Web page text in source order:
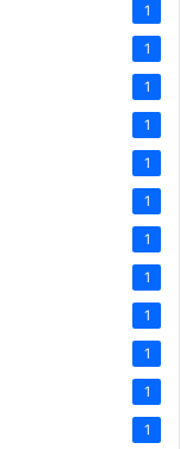
1
1
1
1
1
1
1
1
1
1
1
1